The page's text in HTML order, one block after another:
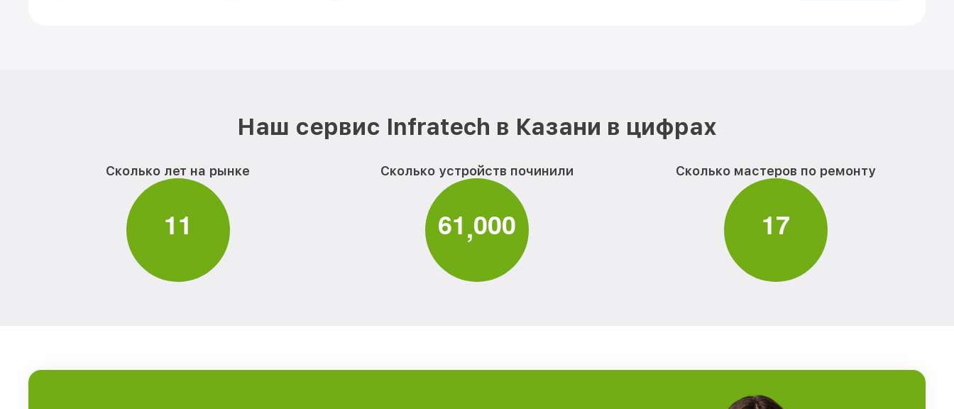
Наш сервис Infratech в Казани в цифрах
Сколько лет на рынке
11
Сколько устройств починили
61,000
Сколько мастеров по ремонту
17